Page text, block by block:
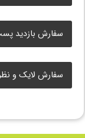
سفارش بازدید
سفارش لایک و